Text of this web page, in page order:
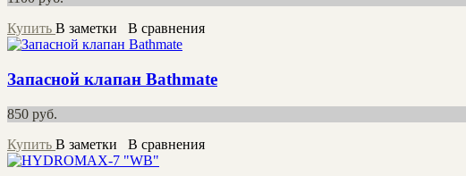
Купить В заметки В сравнения
Запасной клапан Bathmate
850 руб.
Купить В заметки В сравнения